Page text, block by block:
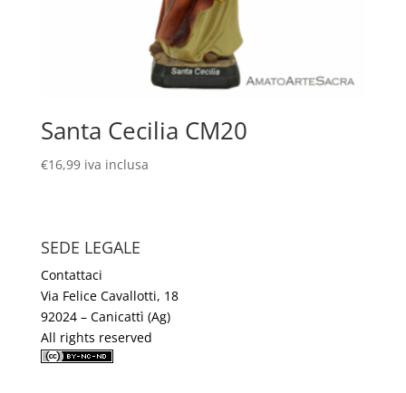
Santa Cecilia CM20
€16,99 iva inclusa
SEDE LEGALE
Contattaci
Via Felice Cavallotti, 18
92024 – Canicattì (Ag)
All rights reserved